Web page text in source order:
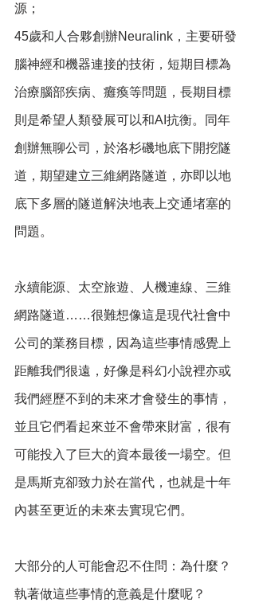
源；
45歲和人合夥創辦Neuralink，主要研發
腦神經和機器連接的技術，短期目標為
治療腦部疾病、癱瘓等問題，長期目標
則是希望人類發展可以和AI抗衡。同年
創辦無聊公司，於洛杉磯地底下開挖隧
道，期望建立三維網路隧道，亦即以地
底下多層的隧道解決地表上交通堵塞的
問題。
永續能源、太空旅遊、人機連線、三維
網路隧道……很難想像這是現代社會中
公司的業務目標，因為這些事情感覺上
距離我們很遠，好像是科幻小說裡亦或
我們經歷不到的未來才會發生的事情，
並且它們看起來並不會帶來財富，很有
可能投入了巨大的資本最後一場空。但
是馬斯克卻致力於在當代，也就是十年
內甚至更近的未來去實現它們。
大部分的人可能會忍不住問：為什麼？
執著做這些事情的意義是什麼呢？